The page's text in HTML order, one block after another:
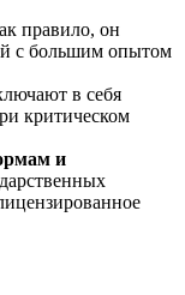
правило, он
с большим опытом
в себя
критическом
и